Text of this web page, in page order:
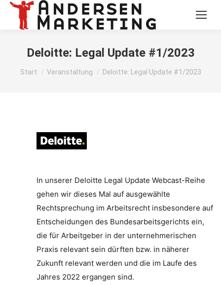
Deloitte: Legal Update #1/2023
Sie befinden sich hier:
Start Veranstaltung Deloitte: Legal Update #1/2023
In unserer Deloitte Legal Update Webcast-Reihe
gehen wir dieses Mal auf ausgewählte
Rechtsprechung im Arbeitsrecht insbesondere auf
Entscheidungen des Bundesarbeitsgerichts ein,
die für Arbeitgeber in der unternehmerischen
Praxis relevant sein dürften bzw. in näherer
Zukunft relevant werden und die im Laufe des
Jahres 2022 ergangen sind.